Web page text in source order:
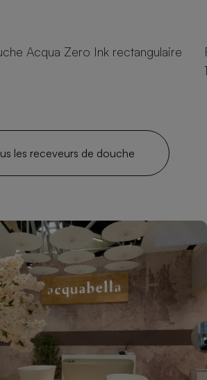
Acqua Zero Ink rectangulaire
les receveurs de douche